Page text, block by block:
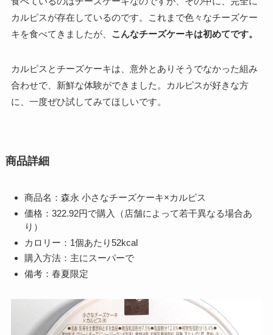
カルピスが存在しているのです。これまで色々なチーズケー
キを食べてきましたが、 こんなチーズケーキは初めてです。
カルピスとチーズケーキは、意外とありそうでなかった組み
合わせで、新鮮な体験ができました。カルピスが好きな方
に、一度ぜひ試してみてほしいです。
商品詳細
商品名：森永 小さなチーズケーキ×カルピス
価格：322.92円で購入（店舗によって若干異なる場合あ
り）
カロリー：1個あたり52kcal
購入方法：主にスーパーで
備考：春夏限定